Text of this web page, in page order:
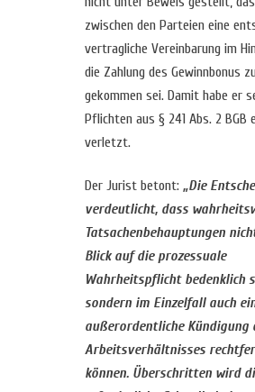
zwischen den Parteien eine
vertragliche Vereinbarung im
die Zahlung des Gewinnbonus
gekommen sei. Damit habe er
Pflichten aus § 241 Abs. 2 BGB
verletzt.
Der Jurist betont: „Die
verdeutlicht, dass
Tatsachenbehauptungen
Blick auf die prozessuale
Wahrheitspflicht bedenklich
sondern im Einzelfall auch
außerordentliche Kündigung
Arbeitsverhältnisses
können. Überschritten wird